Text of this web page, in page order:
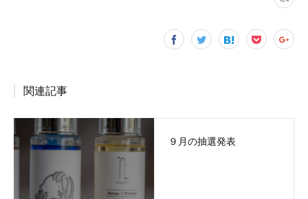
関連記事
９月の抽選発表